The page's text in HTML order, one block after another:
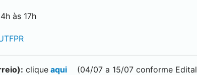
às 17h
clique aqui
(04/07 a 15/07 conforme Edital